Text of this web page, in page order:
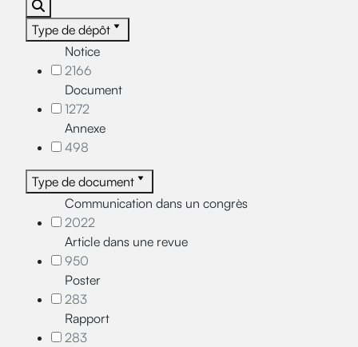
Type de dépôt
Notice
2166
Document
1272
Annexe
498
Type de document
Communication dans un congrès
2022
Article dans une revue
950
Poster
283
Rapport
283